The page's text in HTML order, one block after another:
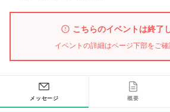
こちらのイベントは終了
イベントの詳細はページ下部をご確
メッセージ 概要